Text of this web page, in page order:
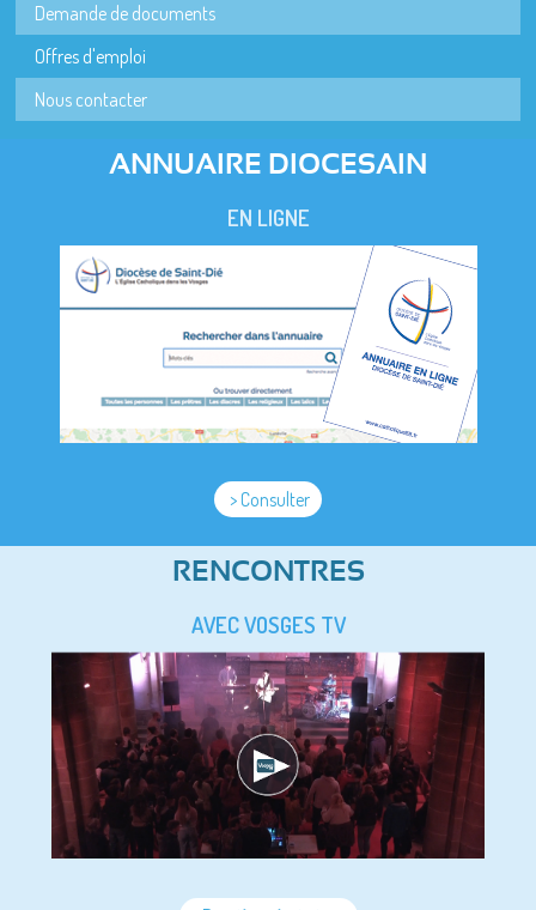
Demande de documents
Offres d'emploi
Nous contacter
ANNUAIRE DIOCESAIN
EN LIGNE
> Consulter
RENCONTRES
AVEC VOSGES TV